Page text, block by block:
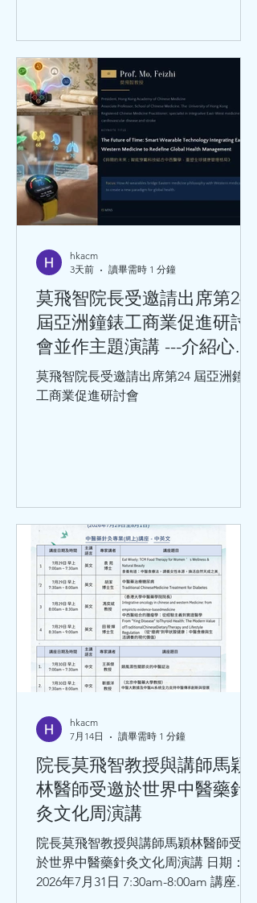
莫飛智院長受邀請出席第24
屆亞洲鐘錶工商業促進研討
會並作主題演講 ---介紹心率
變異性與心血管健康的關係
莫飛智院長受邀請出席第24 屆亞洲鐘錶
工商業促進研討會
hkacm
3天前
讀畢需時 1 分鐘
院長莫飛智教授與講師馬穎
林醫師受邀於世界中醫藥針
灸文化周演講
院長莫飛智教授與講師馬穎林醫師受邀
於世界中醫藥針灸文化周演講 日期：
2026年7月31日 7:30am-8:00am 講座題
hkacm
7月14日
讀畢需時 1 分鐘